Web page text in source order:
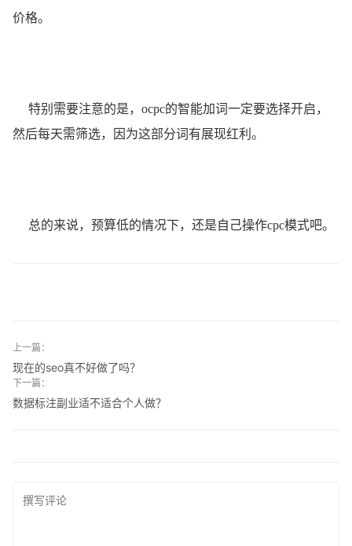
价格。
特别需要注意的是，ocpc的智能加词一定要选择开启，
然后每天需筛选，因为这部分词有展现红利。
总的来说，预算低的情况下，还是自己操作cpc模式吧。
上一篇：
现在的seo真不好做了吗？
下一篇：
数据标注副业适不适合个人做？